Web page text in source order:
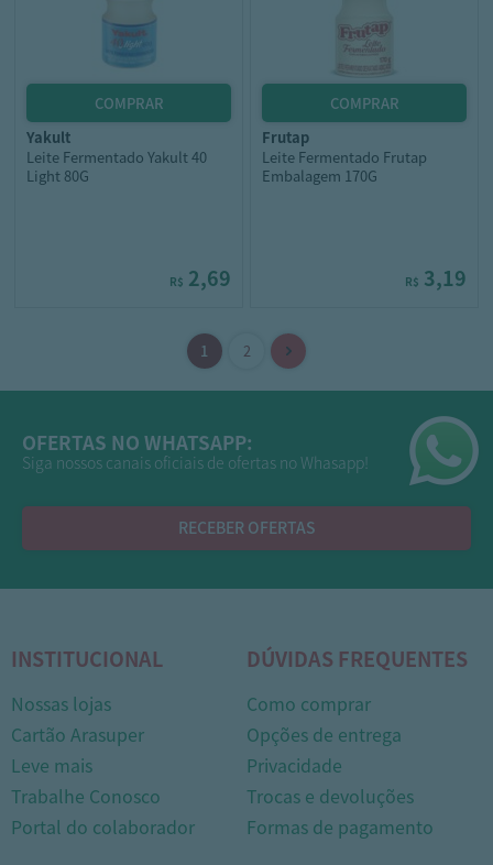
yakult
Leite Fermentado Yakult 40
Light 80G
R$ 2,69
frutap
Leite Fermentado Frutap
Embalagem 170G
R$ 3,19
OFERTAS NO WHATSAPP:
Siga nossos canais oficiais de ofertas no Whasapp!
RECEBER OFERTAS
INSTITUCIONAL
Nossas lojas
Cartão Arasuper
Leve mais
Trabalhe Conosco
Portal do colaborador
DÚVIDAS FREQUENTES
Como comprar
Opções de entrega
Privacidade
Trocas e devoluções
Formas de pagamento